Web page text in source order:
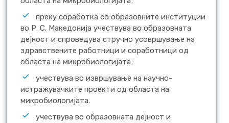
преку соработка со образовните институции
во Р. С. Македонија учествува во образовната
дејност и спроведува стручно усовршување на
здравствените работници и соработници од
областа на микробиологијата;
учествува во извршување на научно-
истражувачките проекти од областа на
микробиологијата.
учествува во образовната дејност и